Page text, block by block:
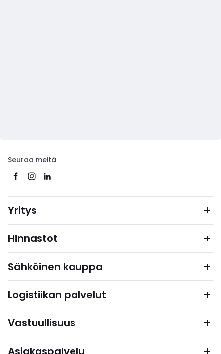
Seuraa meitä
Yritys
Hinnastot
Sähköinen kauppa
Logistiikan palvelut
Vastuullisuus
Asiakaspalvelu